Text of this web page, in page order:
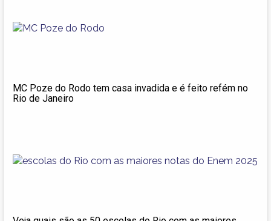
MC Poze do Rodo tem casa invadida e é feito refém no
Rio de Janeiro